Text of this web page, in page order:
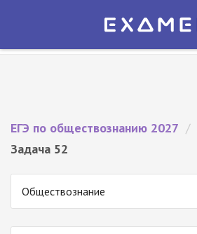
Экзамер — ЕГЭ 2027
ЕГЭ по обществознанию 2027 /
Задача 52
Обществознание